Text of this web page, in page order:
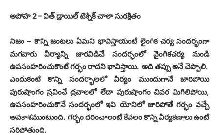
అపోహ 2 –విత్ డ్రాయిల్ టెక్నిక్ చాలా సురక్షితం
నిజం –కొన్ని జంటలు ఏమని భావిస్తాయంటే లైంగిక చర్య సందర్భంగా
మగవారు వీర్యాన్ని జారవిడిచే సందర్భంలో వైంగికచర్య నుండి
ఉపసంహరించుకొంటే గర్భం రాదని భావిస్తాయి.అది తప్పు అనే చెప్పాలి.
ఎందుకంటే కొన్ని సందర్భాలలో వీర్యం ముందుగానే జారిపోయి
పురుషాంగం స్రవించే ద్రవాలలో లేదా పురుషాంగం చివర మిగిలిపోయి,
ఉపసంహరించుకొనే సందర్భంలో ఇవి యోనిలో జారిపోతే గర్భం వచ్చే
అవకాశముంటుంది. గర్భం దరించాలంటే కేవలం కొన్ని వీర్యకణాలు ఉంటే
సరిపోతుంది.